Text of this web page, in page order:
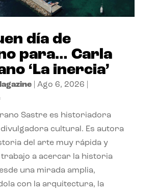
día de
para… Carla
‘La inercia’
| Ago 6, 2026
Sastre es historiadora
cultural. Es autora
del arte muy rápida y
trabajo a acercar la historia
una mirada amplia,
con la arquitectura, la